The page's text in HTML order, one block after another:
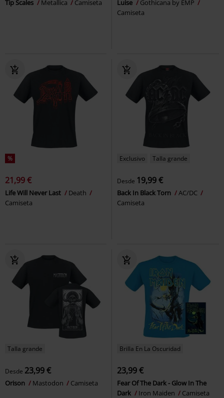
Tip Scales Metallica Camiseta Luise
Gothicana by EMP
Camiseta
%
21,99 €
Life Will Never Last
Death
Camiseta
Exclusivo Talla grande
Desde 19,99 €
Back In Black Torn
AC/DC
Camiseta
Talla grande
Desde 23,99 €
Orison Mastodon Camiseta
Brilla En La Oscuridad
23,99 €
Fear Of The Dark - Glow In The
Dark
Iron Maiden Camiseta